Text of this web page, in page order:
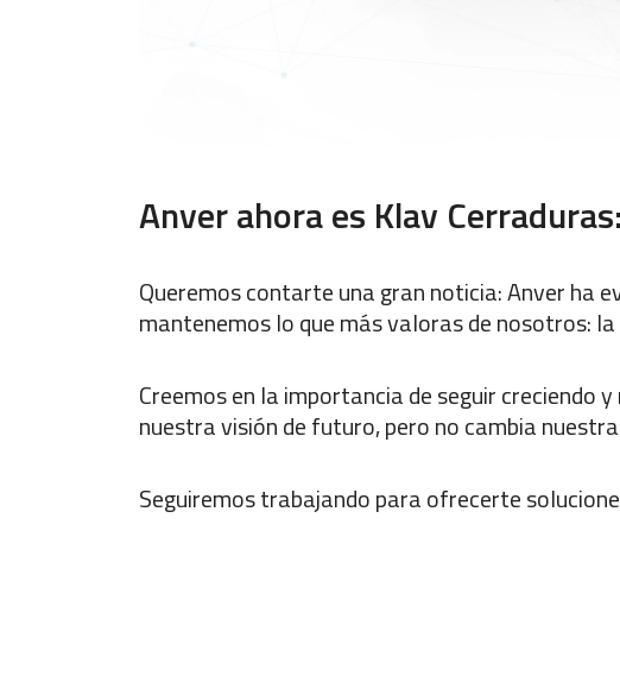
Anver ahora es Klav
Queremos contarte una gran noticia: Anver ha
mantenemos lo que más valoras de nosotros:
Creemos en la importancia de seguir
nuestra visión de futuro, pero no cambia
Seguiremos trabajando para ofrecerte